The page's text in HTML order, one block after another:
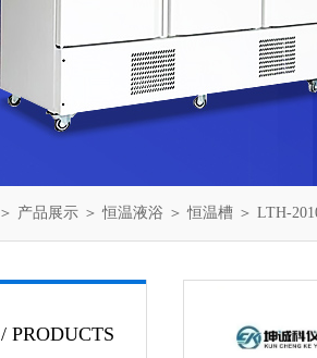
＞ 产品展示 ＞恒温液浴 ＞恒温槽 ＞ LTH-
/ PRODUCTS